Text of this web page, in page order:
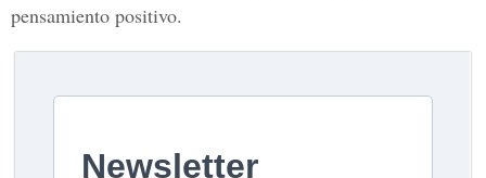
pensamiento positivo.